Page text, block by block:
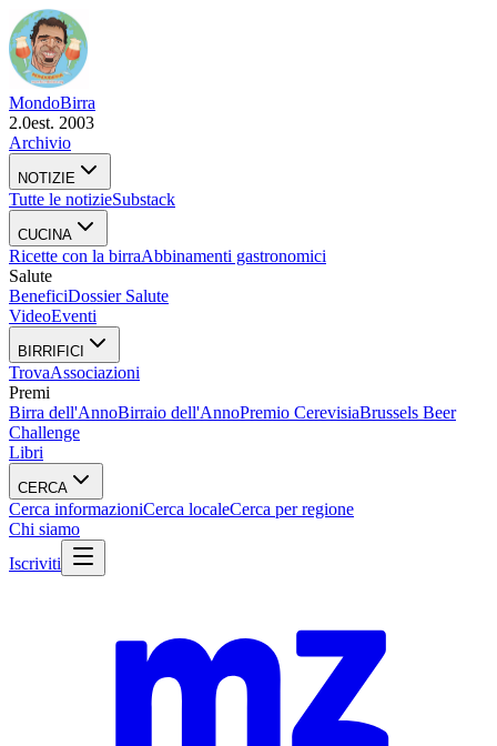
MondoBirra
2.0est. 2003
Archivio
NOTIZIE
Tutte le notizieSubstack
CUCINA
Ricette con la birraAbbinamenti gastronomici
Salute
BeneficiDossier Salute
VideoEventi
BIRRIFICI
TrovaAssociazioni
Premi
Birra dell'AnnoBirraio dell'AnnoPremio CerevisiaBrussels Beer
Challenge
Libri
CERCA
Cerca informazioniCerca localeCerca per regione
Chi siamo
Iscriviti